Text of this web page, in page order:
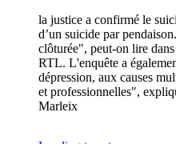
la justice a confirmé le
d’un suicide par
clôturée", peut-on lire
RTL. L'enquête a
dépression, aux causes
et professionnelles",
Marleix